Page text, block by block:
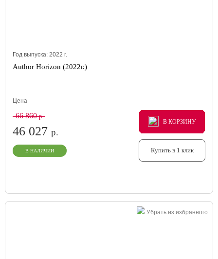
Год выпуска: 2022 г.
Author Horizon (2022г.)
Цена
66 860р.
46 027 р.
В НАЛИЧИИ
В КОРЗИНУ
В КОРЗИНУ
В КОРЗИНУ
Купить в 1 клик
Убрать из избранного